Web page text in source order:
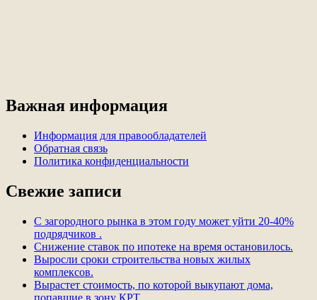
Важная информация
Информация для правообладателей
Обратная связь
Политика конфиденциальности
Свежие записи
С загородного рынка в этом году может уйти 20-40%
подрядчиков .
Снижение ставок по ипотеке на время остановилось.
Выросли сроки строительства новых жилых
комплексов.
Вырастет стоимость, по которой выкупают дома,